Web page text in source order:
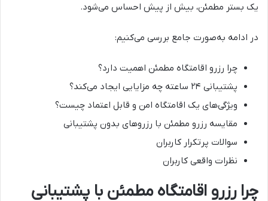
یک بستر مطمئن، بیش از پیش احساس می‌شود.
در ادامه به‌صورت جامع بررسی می‌کنیم:
چرا رزرو اقامتگاه مطمئن اهمیت دارد؟
پشتیبانی ۲۴ ساعته چه مزایایی ایجاد می‌کند؟
ویژگی‌های یک اقامتگاه امن و قابل اعتماد چیست؟
مقایسه رزرو مطمئن با رزروهای بدون پشتیبانی
سوالات پرتکرار کاربران
نظرات واقعی کاربران
چرا رزرو اقامتگاه مطمئن با پشتیبانی